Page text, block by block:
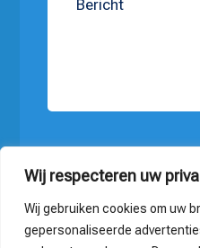
Wij respecteren uw
Wij gebruiken cookies om uw
gepersonaliseerde
Verzenden